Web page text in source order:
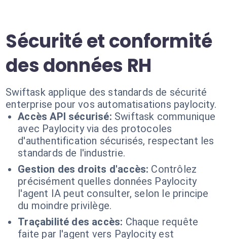
Sécurité et conformité
des données RH
Swiftask applique des standards de sécurité
enterprise pour vos automatisations paylocity.
Accès API sécurisé: Swiftask communique
avec Paylocity via des protocoles
d'authentification sécurisés, respectant les
standards de l'industrie.
Gestion des droits d'accès: Contrôlez
précisément quelles données Paylocity
l'agent IA peut consulter, selon le principe
du moindre privilège.
Traçabilité des accès: Chaque requête
faite par l'agent vers Paylocity est